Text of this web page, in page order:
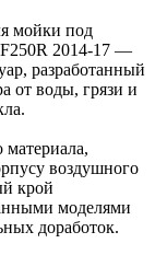
мойки под
2014-17 —
разработанный
от воды, грязи и
материала,
воздушного
крой
моделями
доработок.